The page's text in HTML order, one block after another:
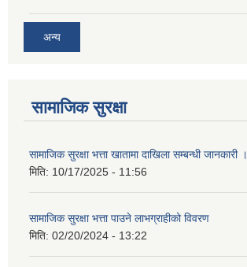
अन्य
सामाजिक सुरक्षा
सामाजिक सुरक्षा भत्ता खातामा दाखिला सम्बन्धी जानकारी ।
मिति: 10/17/2025 - 11:56
सामाजिक सुरक्षा भत्ता पाउने लाभग्राहीको विवरण
मिति: 02/20/2024 - 13:22